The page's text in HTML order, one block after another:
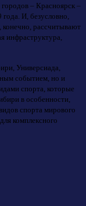
– Красноярск –
И, безусловно,
конечно, рассчитывают
инфраструктура,
Универсиада,
событием, но и
спорта, которые
в особенности,
спорта мирового
комплексного